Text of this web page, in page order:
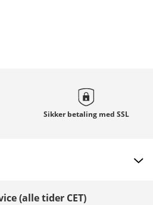
Sikker betaling med SSL
(alle tider CET)